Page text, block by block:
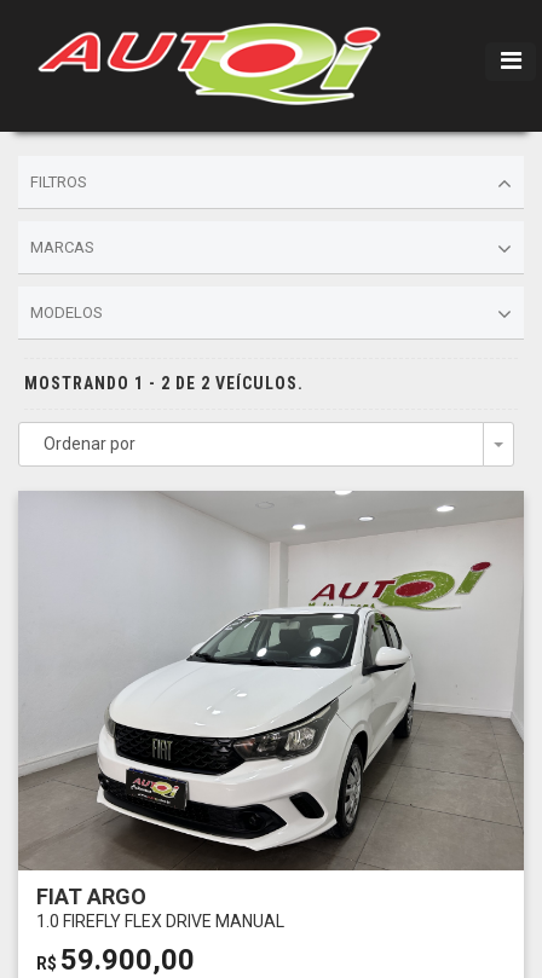
FILTROS
MARCAS
MODELOS
MOSTRANDO 1 - 2 DE 2 VEÍCULOS.
Ordenar por
FIAT ARGO
1.0 FIREFLY FLEX DRIVE MANUAL
R$ 59.900,00